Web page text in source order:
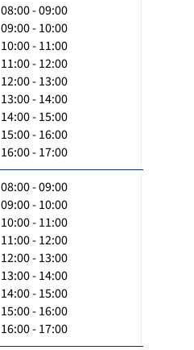
08:00 - 09:00
09:00 - 10:00
10:00 - 11:00
11:00 - 12:00
12:00 - 13:00
13:00 - 14:00
14:00 - 15:00
15:00 - 16:00
16:00 - 17:00
08:00 - 09:00
09:00 - 10:00
10:00 - 11:00
11:00 - 12:00
12:00 - 13:00
13:00 - 14:00
14:00 - 15:00
15:00 - 16:00
16:00 - 17:00